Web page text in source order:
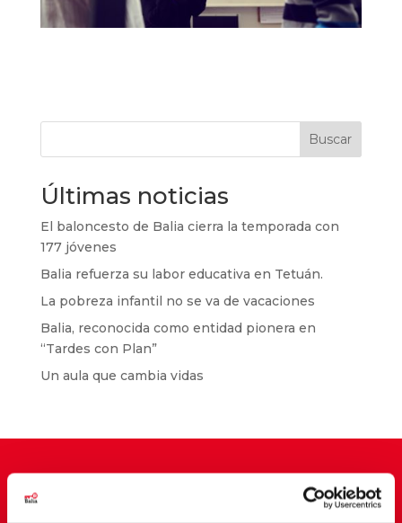
Buscar
Últimas noticias
El baloncesto de Balia cierra la temporada con
177 jóvenes
Balia refuerza su labor educativa en Tetuán.
La pobreza infantil no se va de vacaciones
Balia, reconocida como entidad pionera en
“Tardes con Plan”
Un aula que cambia vidas